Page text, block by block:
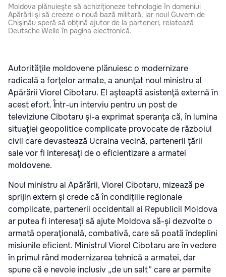
Moldova plănuieşte să achiziţioneze tehnologie în domeniul
Apărării şi să creeze o nouă bază militară, iar noul Guvern de
Chişinău speră să obţină ajutor de la parteneri, relatează
Deutsche Welle în pagina electronică.
Autorităţile moldovene plănuiesc o modernizare
radicală a forţelor armate, a anunţat noul ministru al
Apărării Viorel Cibotaru. El aşteaptă asistenţă externă în
acest efort. Într-un interviu pentru un post de
televiziune Cibotaru şi-a exprimat speranţa că, în lumina
situaţiei geopolitice complicate provocate de războiul
civil care devastează Ucraina vecină, partenerii ţării
sale vor fi interesaţi de o eficientizare a armatei
moldovene.
Noul ministru al Apărării, Viorel Cibotaru, mizează pe
sprijin extern și crede că în condițiile regionale
complicate, partenerii occidentali ai Republicii Moldova
ar putea fi interesați să ajute Moldova să-și dezvolte o
armată operaţională, combativă, care să poată îndeplini
misiunile eficient. Ministrul Viorel Cibotaru are în vedere
în primul rând modernizarea tehnică a armatei, dar
spune că e nevoie inclusiv „de un salt” care ar permite